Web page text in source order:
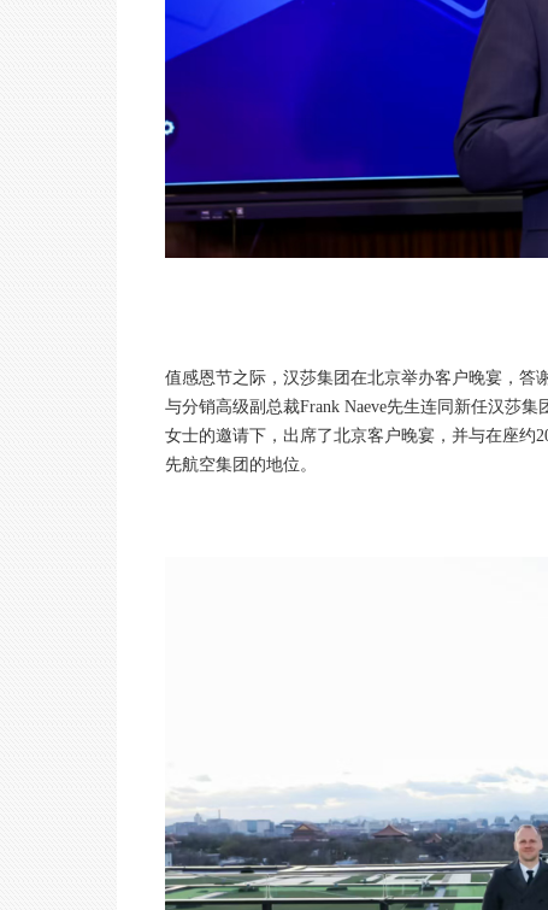
值感恩节之际，汉莎集团在北京举办客户晚宴，答
与分销高级副总裁Frank Naeve先生连同新任汉莎
女士的邀请下，出席了北京客户晚宴，并与在座约
先航空集团的地位。